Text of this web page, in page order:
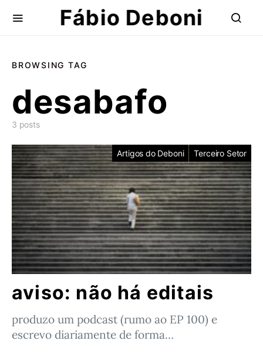
Fábio Deboni
BROWSING TAG
desabafo
3 posts
Artigos do Deboni Terceiro Setor
aviso: não há editais
produzo um podcast (rumo ao EP 100) e
escrevo diariamente de forma…